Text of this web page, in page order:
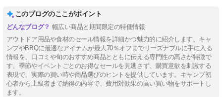
このブログのここがポイント
幅広い商品と期間限定の特価情報
アウトドア用品や食材のセール情報を詳細かつ魅力的に紹介します。キャ
ンプやBBQに最適なアイテムが最大70％オフまでリーズナブルに手に入る
情報を、口コミや旬のおすすめ商品とともに伝える専門性の高さが特徴で
す。季節やイベントごとのお得なセールを見逃さず、購買意欲を刺激する
表現で、実際の買い時や商品選びのヒントを提供しています。キャンプ初
心者から上級者まで納得の内容で、費用対効果の高い買い物をサポートし
ます。